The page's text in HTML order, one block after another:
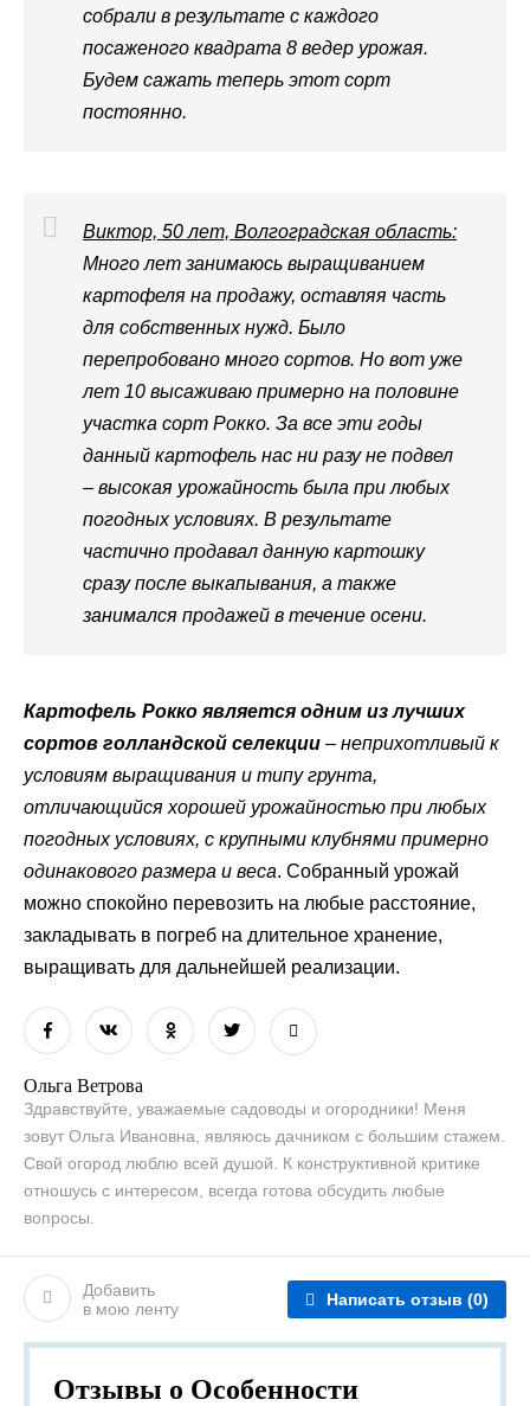
собрали в результате с каждого
посаженого квадрата 8 ведер урожая.
Будем сажать теперь этот сорт
постоянно.
Виктор, 50 лет, Волгоградская область:
Много лет занимаюсь выращиванием
картофеля на продажу, оставляя часть
для собственных нужд. Было
перепробовано много сортов. Но вот уже
лет 10 высаживаю примерно на половине
участка сорт Рокко. За все эти годы
данный картофель нас ни разу не подвел
– высокая урожайность была при любых
погодных условиях. В результате
частично продавал данную картошку
сразу после выкапывания, а также
занимался продажей в течение осени.
Картофель Рокко является одним из лучших
сортов голландской селекции – неприхотливый к
условиям выращивания и типу грунта,
отличающийся хорошей урожайностью при любых
погодных условиях, с крупными клубнями примерно
одинакового размера и веса. Собранный урожай
можно спокойно перевозить на любые расстояние,
закладывать в погреб на длительное хранение,
выращивать для дальнейшей реализации.
Ольга Ветрова
Здравствуйте, уважаемые садоводы и огородники! Меня
зовут Ольга Ивановна, являюсь дачником с большим стажем.
Свой огород люблю всей душой. К конструктивной критике
отношусь с интересом, всегда готова обсудить любые
вопросы.
Добавить
в мою ленту
Написать отзыв (0)
Отзывы о Особенности